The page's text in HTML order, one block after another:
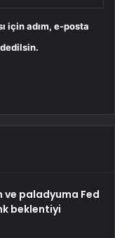
için adım, e-posta
ve paladyuma Fed
beklentiyi